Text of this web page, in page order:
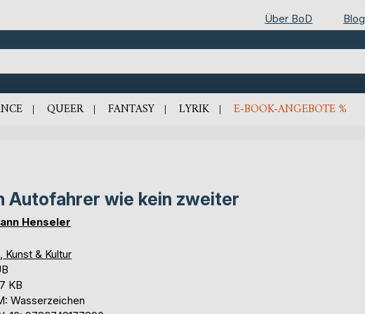
Über BoD Blog
QUEER FANTASY LYRIK E-BOOK-ANGEBOTE %
Autofahrer wie kein zweiter
Henseler
Kunst & Kultur
KB
Wasserzeichen